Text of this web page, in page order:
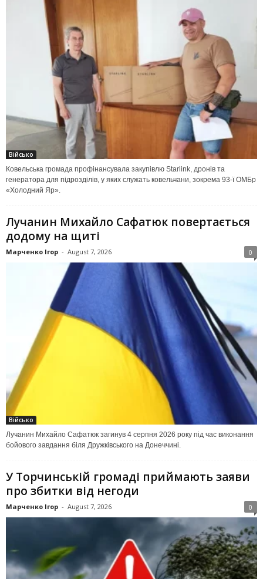
Військо
Ковельська громада профінансувала закупівлю Starlink, дронів та
генератора для підрозділів, у яких служать ковельчани, зокрема 93-ї ОМБр
«Холодний Яр».
Лучанин Михайло Сафатюк повертається
додому на щиті
Марченко Ігор - August 7, 2026 0
Військо
Лучанин Михайло Сафатюк загинув 4 серпня 2026 року під час виконання
бойового завдання біля Дружківського на Донеччині.
У Торчинській громаді приймають заяви
про збитки від негоди
Марченко Ігор - August 7, 2026 0